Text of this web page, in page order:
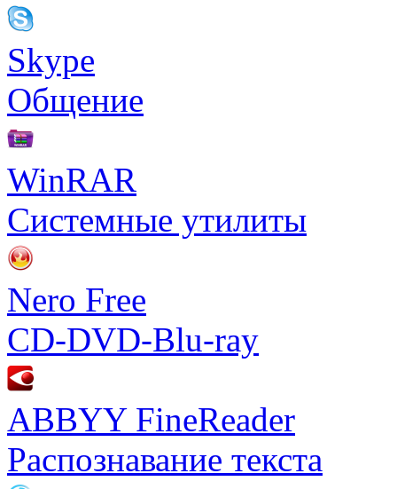
Skype
Общение
WinRAR
Системные утилиты
Nero Free
CD-DVD-Blu-ray
ABBYY FineReader
Распознавание текста